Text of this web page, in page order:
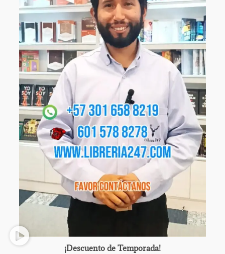
¡Descuento de Temporada!